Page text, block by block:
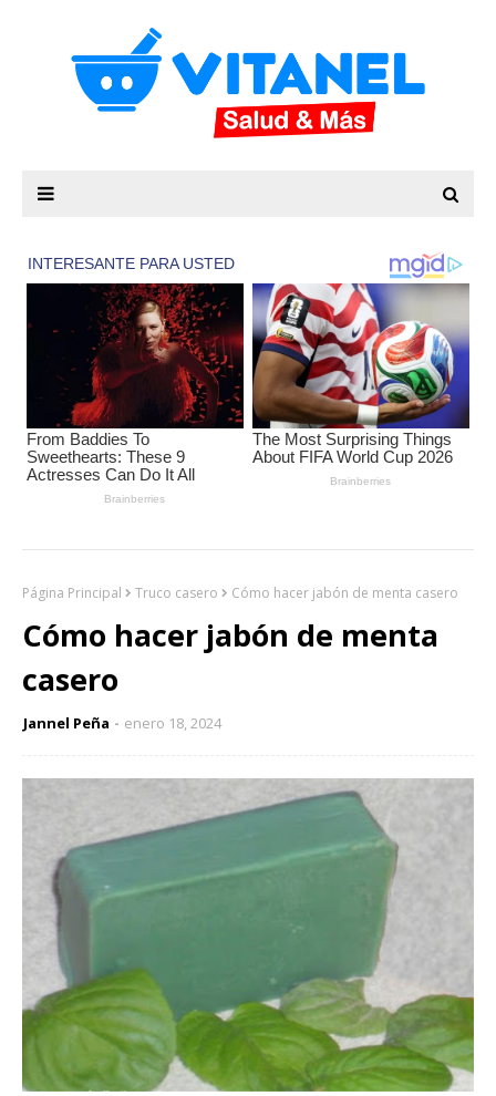
Página Principal Truco casero Cómo hacer jabón de menta casero
Cómo hacer jabón de menta
casero
Jannel Peña enero 18, 2024